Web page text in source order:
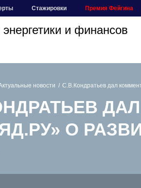
Стажировки Премия Фейгина
новости С.В.Кондратьев дал
О